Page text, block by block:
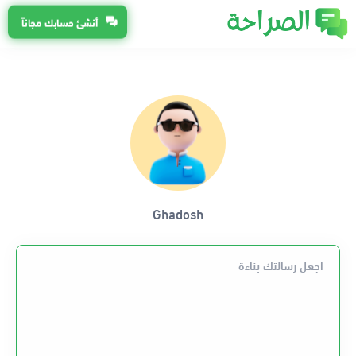
أنشئ حسابك مجاناً
Ghadosh